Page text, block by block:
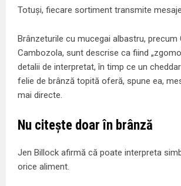
Totuși, fiecare sortiment transmite
Brânzeturile cu mucegai albastru, precum
Cambozola, sunt descrise ca fiind
detalii de interpretat, în timp ce un
felie de brânză topită oferă, spune ea,
mai directe.
Nu citește doar în brânză
Jen Billock afirmă că poate interpreta
orice aliment.